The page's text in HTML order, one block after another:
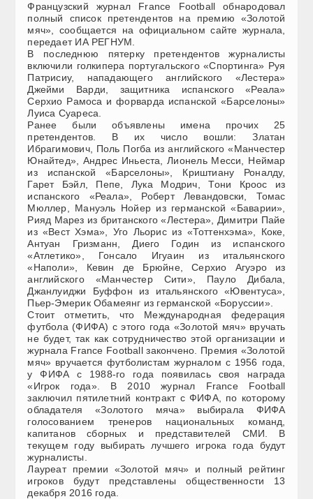
Французский журнал France Football обнародовал
полный список претендентов на премию «Золотой
мяч», сообщается на официальном сайте журнала,
передает ИА РЕГНУМ.
В последнюю пятерку претендентов журналисты
включили голкипера португальского «Спортинга» Руя
Патрисиу, нападающего английского «Лестера»
Джейми Варди, защитника испанского «Реала»
Серхио Рамоса и форварда испанской «Барселоны»
Луиса Суареса.
Ранее были объявлены имена прочих 25
претендентов. В их число вошли: Златан
Ибрагимович, Поль Погба из английского «Манчестер
Юнайтед», Андрес Иньеста, Лионель Месси, Неймар
из испанской «Барселоны», Криштиану Роналду,
Гарет Бэйл, Пепе, Лука Модрич, Тони Кроос из
испанского «Реала», Роберт Левандовски, Томас
Мюллер, Мануэль Нойер из германской «Баварии»,
Рияд Марез из британского «Лестера», Димитри Пайе
из «Вест Хэма», Уго Льорис из «Тоттенхэма», Коке,
Антуан Гризманн, Диего Годин из испанского
«Атлетико», Гонсало Игуаин из итальянского
«Наполи», Кевин де Брюйне, Серхио Агуэро из
английского «Манчестер Сити», Пауло Дибала,
Джанлуиджи Буффон из итальянского «Ювентуса»,
Пьер-Эмерик Обамеянг из германской «Боруссии».
Стоит отметить, что Международная федерация
футбола (ФИФА) с этого года «Золотой мяч» вручать
не будет, так как сотрудничество этой организации и
журнала France Football закончено. Премия «Золотой
мяч» вручается футболистам журналом с 1956 года,
у ФИФА с 1988-го года появилась своя награда
«Игрок года». В 2010 журнал France Football
заключил пятилетний контракт с ФИФА, по которому
обладателя «Золотого мяча» выбирала ФИФА
голосованием тренеров национальных команд,
капитанов сборных и представителей СМИ. В
текущем году выбирать лучшего игрока года будут
журналисты.
Лауреат премии «Золотой мяч» и полный рейтинг
игроков будут представлены общественности 13
декабря 2016 года.